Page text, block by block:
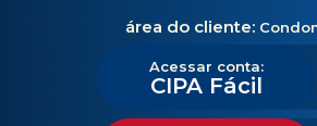
área do cliente:
Acessar conta:
CIPA Fácil